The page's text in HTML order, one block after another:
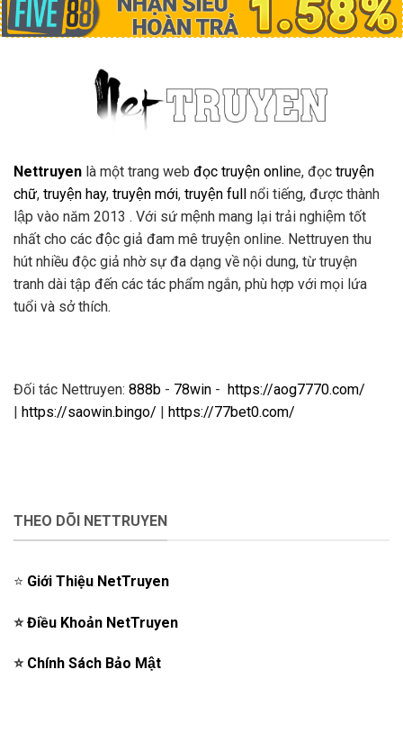
Nettruyen là một trang web đọc truyện online, đọc truyện
chữ, truyện hay, truyện mới, truyện full nổi tiếng, được thành
lập vào năm 2013 . Với sứ mệnh mang lại trải nghiệm tốt
nhất cho các độc giả đam mê truyện online. Nettruyen thu
hút nhiều độc giả nhờ sự đa dạng về nội dung, từ truyện
tranh dài tập đến các tác phẩm ngắn, phù hợp với mọi lứa
tuổi và sở thích.
Đối tác Nettruyen: 888b - 78win - https://aog7770.com/
| https://saowin.bingo/ | https://77bet0.com/
THEO DÕI NETTRUYEN
⭐️ Giới Thiệu NetTruyen
⭐️Điều Khoản NetTruyen
⭐️ Chính Sách Bảo Mật